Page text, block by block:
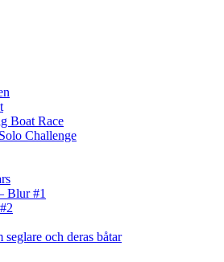
Boat Race
Challenge
Blur #1
seglare och deras båtar